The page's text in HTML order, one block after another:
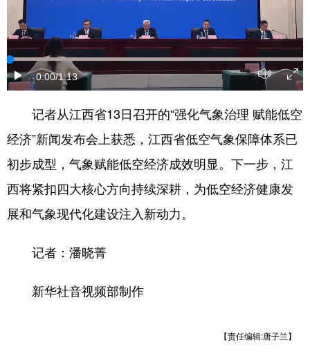
汽车
食品 人居 信息化 数字经济
学术中国 乡村振兴 银龄 溯源中国
彩票 娱乐 时尚 悦读
公益 一带一路 亚太网 上市公司
文化产业
地方频道
辽宁 吉林
江西
0:00/1:13
记者从江西省13日召开的“强化气象治理 赋能低空
经济”新闻发布会上获悉，江西省低空气象保障体系已
初步成型，气象赋能低空经济成效明显。下一步，江
西将紧扣四大核心方向持续深耕，为低空经济健康发
展和气象现代化建设注入新动力。
记者：潘晓菁
新华社音视频部制作
【责任编辑:唐子兰】